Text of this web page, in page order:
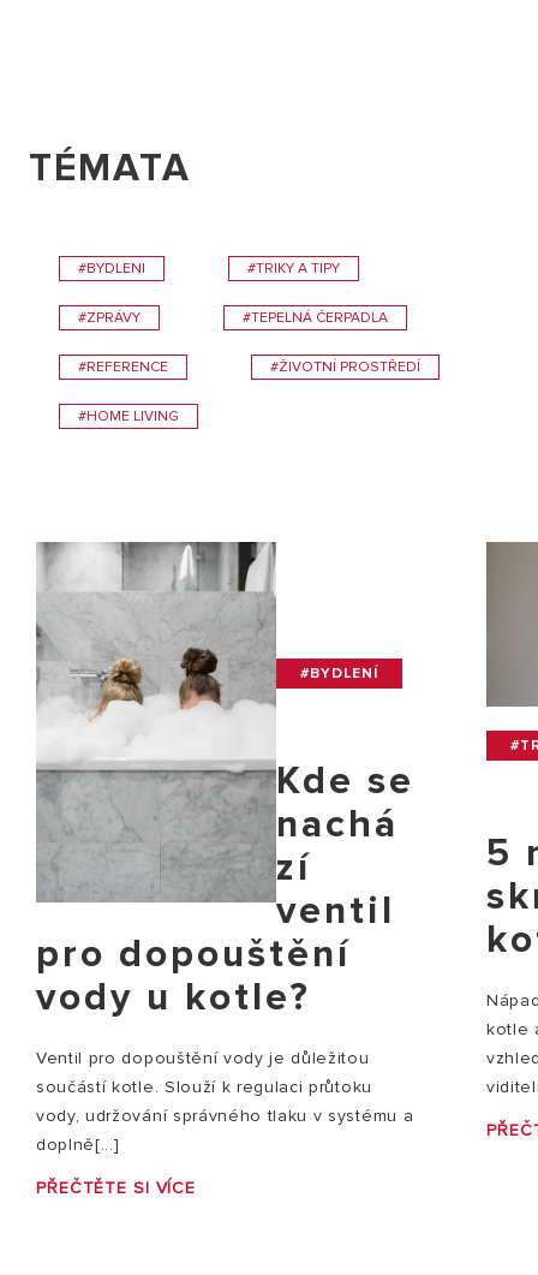
TÉMATA
#BYDLENI #TRIKY A TIPY
#ZPRÁVY #TEPELNÁ ČERPADLA
#REFERENCE #ŽIVOTNÍ PROSTŘEDÍ
#HOME LIVING
#BYDLENÍ
Kde se
nachá
zí
ventil
pro dopouštění
vody u kotle?
Ventil pro dopouštění vody je důležitou
součástí kotle. Slouží k regulaci průtoku
vody, udržování správného tlaku v systému a
doplně[...]
PŘEČTĚTE SI VÍCE
5
kotle